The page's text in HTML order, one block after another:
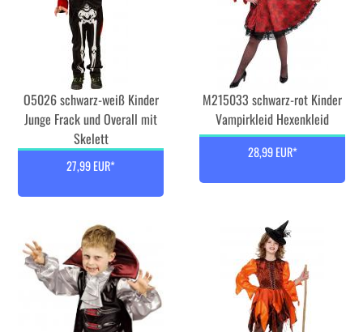
O5026 schwarz-weiß Kinder
Junge Frack und Overall mit
Skelett
27,99 EUR*
M215033 schwarz-rot Kinder
Vampirkleid Hexenkleid
28,99 EUR*